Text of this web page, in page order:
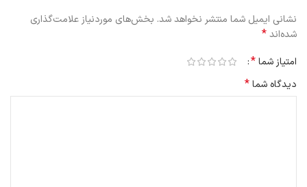
نشانی ایمیل شما منتشر نخواهد شد. بخش‌های موردنیاز علامت‌گذاری
شده‌اند*
امتیاز شما*
دیدگاه شما*